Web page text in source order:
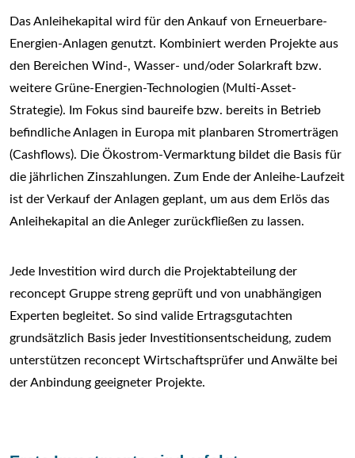
Das Anleihekapital wird für den Ankauf von Erneuerbare-
Energien-Anlagen genutzt. Kombiniert werden Projekte aus
den Bereichen Wind-, Wasser- und/oder Solarkraft bzw.
weitere Grüne-Energien-Technologien (Multi-Asset-
Strategie). Im Fokus sind baureife bzw. bereits in Betrieb
befindliche Anlagen in Europa mit planbaren Stromerträgen
(Cashflows). Die Ökostrom-Vermarktung bildet die Basis für
die jährlichen Zinszahlungen. Zum Ende der Anleihe-Laufzeit
ist der Verkauf der Anlagen geplant, um aus dem Erlös das
Anleihekapital an die Anleger zurückfließen zu lassen.
Jede Investition wird durch die Projektabteilung der
reconcept Gruppe streng geprüft und von unabhängigen
Experten begleitet. So sind valide Ertragsgutachten
grundsätzlich Basis jeder Investitionsentscheidung, zudem
unterstützen reconcept Wirtschaftsprüfer und Anwälte bei
der Anbindung geeigneter Projekte.